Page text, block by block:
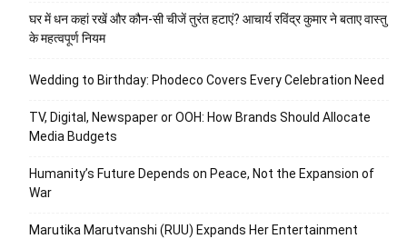
घर में धन कहां रखें और कौन-सी चीजें तुरंत हटाएं? आचार्य रविंद्र कुमार ने बताए वास्तु
के महत्वपूर्ण नियम
Wedding to Birthday: Phodeco Covers Every Celebration Need
TV, Digital, Newspaper or OOH: How Brands Should Allocate
Media Budgets
Humanity’s Future Depends on Peace, Not the Expansion of
War
Marutika Marutvanshi (RUU) Expands Her Entertainment